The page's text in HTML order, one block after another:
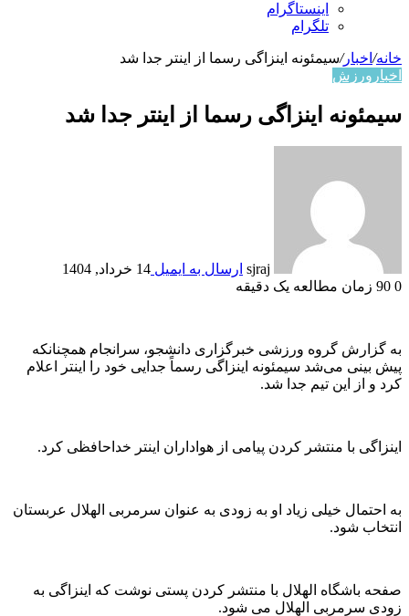
اینستاگرام
تلگرام
خانه/ اخبار/سیمئونه اینزاگی رسما از اینتر جدا شد
اخبار ورزش
سیمئونه اینزاگی رسما از اینتر جدا شد
sjraj ارسال به ایمیل 14 خرداد, 1404
0
زمان مطالعه یک دقیقه
به گزارش گروه ورزشی خبرگزاری دانشجو، سرانجام همچنانکه
پیش بینی می‌شد سیمئونه اینزاگی رسماً جدایی خود را اینتر اعلام
کرد و از این تیم جدا شد.
اینزاگی با منتشر کردن پیامی از هواداران اینتر خداحافظی کرد.
به احتمال خیلی زیاد او به زودی به عنوان سرمربی الهلال عربستان
انتخاب شود.
صفحه باشگاه الهلال با منتشر کردن پستی نوشت که اینزاگی به
زودی سرمربی الهلال می شود.